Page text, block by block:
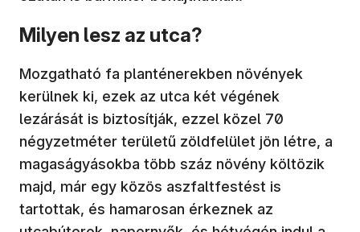
Milyen lesz az utca?
Mozgatható fa planténerekben növények
kerülnek ki, ezek az utca két végének
lezárását is biztosítják, ezzel közel 70
négyzetméter területű zöldfelület jön létre, a
magaságyásokba több száz növény költözik
majd, már egy közös aszfaltfestést is
tartottak, és hamarosan érkeznek az